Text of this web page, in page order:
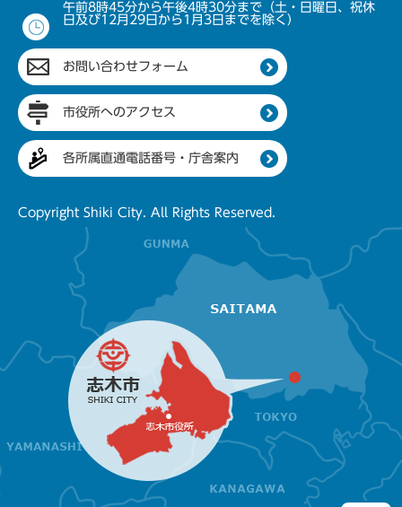
午前8時45分から午後4時30分まで（土・日曜日、祝休
日及び12月29日から1月3日までを除く）
お問い合わせフォーム
市役所へのアクセス
各所属直通電話番号・庁舎案内
Copyright Shiki City. All Rights Reserved.